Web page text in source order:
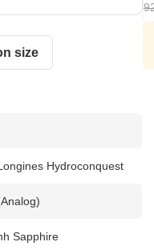
size
Hydroconquest
Sapphire